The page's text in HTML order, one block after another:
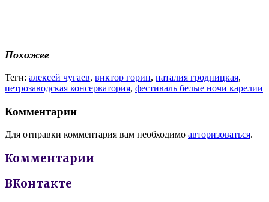
Похожее
Теги: алексей чугаев, виктор горин, наталия гродницкая,
петрозаводская консерватория, фестиваль белые ночи карелии
Комментарии
Для отправки комментария вам необходимо авторизоваться.
Комментарии
ВКонтакте